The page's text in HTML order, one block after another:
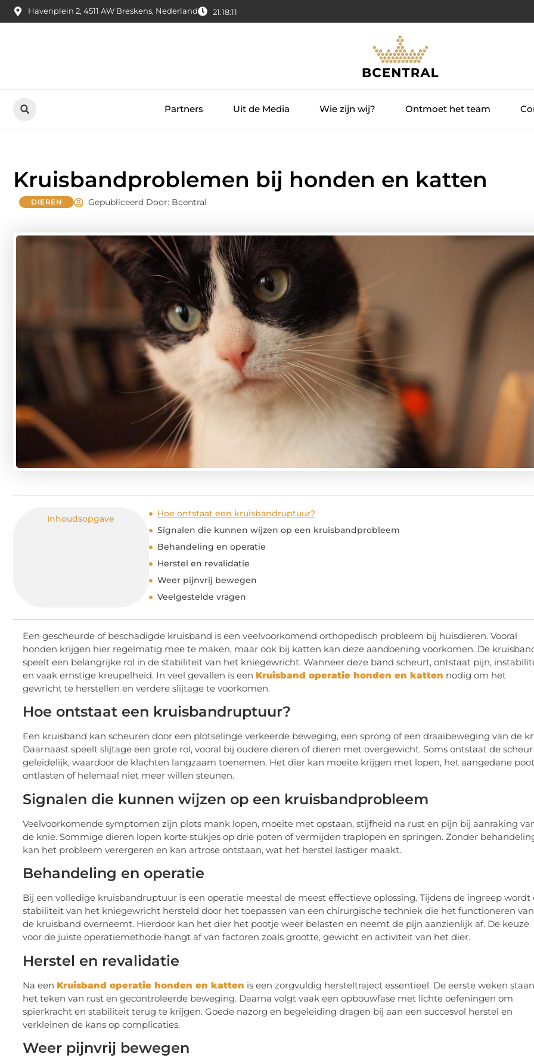
Havenplein 2, 4511 AW Breskens, Nederland 21:18:12
Partners Uit de Media Wie zijn wij? Ontmoet het team
Kruisbandproblemen bij honden en katten
DIEREN Gepubliceerd Door: Bcentral
Inhoudsopgave
Hoe ontstaat een kruisbandruptuur?
Signalen die kunnen wijzen op een kruisbandprobleem
Behandeling en operatie
Herstel en revalidatie
Weer pijnvrij bewegen
Veelgestelde vragen
Een gescheurde of beschadigde kruisband is een veelvoorkomend orthopedisch probleem bij huisdieren. Vooral
honden krijgen hier regelmatig mee te maken, maar ook bij katten kan deze aandoening voorkomen. De
speelt een belangrijke rol in de stabiliteit van het kniegewricht. Wanneer deze band scheurt, ontstaat pijn,
en vaak ernstige kreupelheid. In veel gevallen is een Kruisband operatie honden en katten nodig om het
gewricht te herstellen en verdere slijtage te voorkomen.
Hoe ontstaat een kruisbandruptuur?
Een kruisband kan scheuren door een plotselinge verkeerde beweging, een sprong of een draaibeweging van de
Daarnaast speelt slijtage een grote rol, vooral bij oudere dieren of dieren met overgewicht. Soms ontstaat de scheur
geleidelijk, waardoor de klachten langzaam toenemen. Het dier kan moeite krijgen met lopen, het aangedane
ontlasten of helemaal niet meer willen steunen.
Signalen die kunnen wijzen op een kruisbandprobleem
Veelvoorkomende symptomen zijn plots mank lopen, moeite met opstaan, stijfheid na rust en pijn bij aanraking
de knie. Sommige dieren lopen korte stukjes op drie poten of vermijden traplopen en springen. Zonder
kan het probleem verergeren en kan artrose ontstaan, wat het herstel lastiger maakt.
Behandeling en operatie
Bij een volledige kruisbandruptuur is een operatie meestal de meest effectieve oplossing. Tijdens de ingreep wordt
stabiliteit van het kniegewricht hersteld door het toepassen van een chirurgische techniek die het functioneren van
de kruisband overneemt. Hierdoor kan het dier het pootje weer belasten en neemt de pijn aanzienlijk af. De keuze
voor de juiste operatiemethode hangt af van factoren zoals grootte, gewicht en activiteit van het dier.
Herstel en revalidatie
Na een Kruisband operatie honden en katten is een zorgvuldig hersteltraject essentieel. De eerste weken
het teken van rust en gecontroleerde beweging. Daarna volgt vaak een opbouwfase met lichte oefeningen om
spierkracht en stabiliteit terug te krijgen. Goede nazorg en begeleiding dragen bij aan een succesvol herstel en
verkleinen de kans op complicaties.
Weer pijnvrij bewegen